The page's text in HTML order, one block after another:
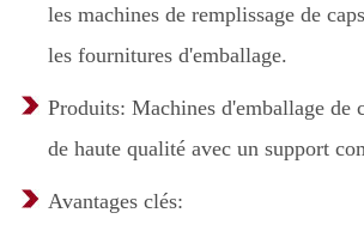
les machines de remplissage de
les fournitures d'emballage.
Produits: Machines d'emballage de
de haute qualité avec un support
Avantages clés: